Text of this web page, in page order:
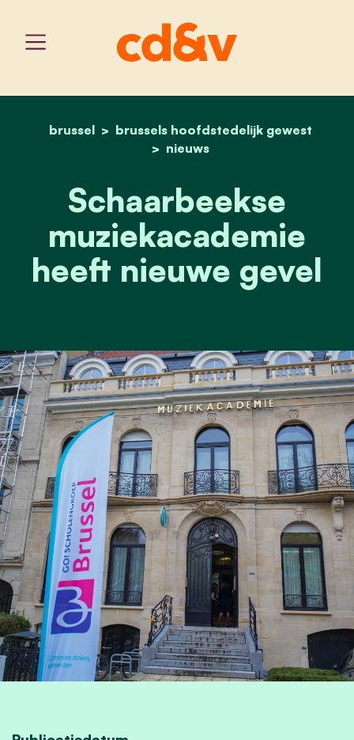
home
brussel
brussels hoofdstedelijk gewest
nieuws
schaarbeekse
Schaarbeekse
muziekacademie
heeft nieuwe gevel